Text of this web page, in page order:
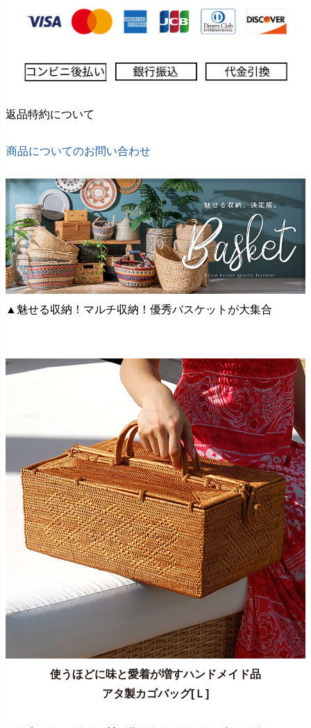
返品特約について
商品についてのお問い合わせ
▲魅せる収納！マルチ収納！優秀バスケットが大集合
使うほどに味と愛着が増すハンドメイド品
アタ製カゴバッグ[Ｌ]